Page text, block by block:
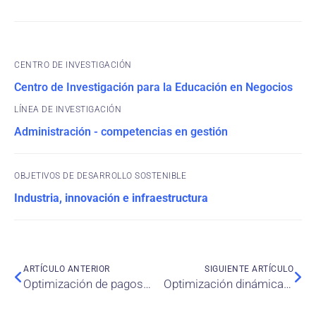
CENTRO DE INVESTIGACIÓN
Centro de Investigación para la Educación en Negocios
Administración - competencias en gestión
OBJETIVOS DE DESARROLLO SOSTENIBLE
Industria, innovación e infraestructura
ARTÍCULO ANTERIOR
Optimización de pagos móviles durante la pandemia de Covid-19: un enfoque basado en el comportamiento de los halcones de Harris
SIGUIENTE ARTÍCULO
Optimización dinámica de proyectos de construcción: el caso de una plataforma de gas